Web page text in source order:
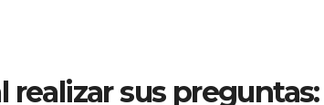
sus preguntas: